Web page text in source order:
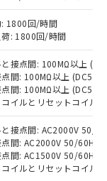
: 1800回/時間
荷: 1800回/時間
接点間: 100MΩ以上
間: 100MΩ以上
点間: 100MΩ以上
イルとリセットコイル
と接点間: AC2000V 50/
点間: AC2000V 50/60Hz
点間: AC1500V 50/60Hz
コイルとリセットコイル
ので
中には、
品もある
結果は、
社内デー
あり、閲
および標
ことをご
格はお客
で、有
として
などや
ビフェニル
エーテル類
ルヘキシ
タル酸ブチ
酸ジブチル
RoHSの
RoHSの
。
へお問
Cd(カドミウ
臭化ビフェ
ニルエーテ
ち、外国
る商品
を輸出
は、日本
取引許
続きを
合は、完